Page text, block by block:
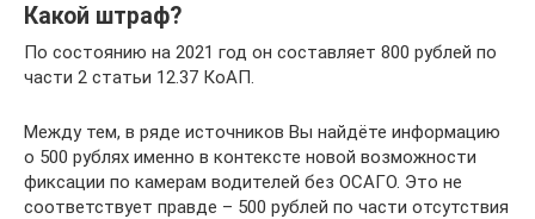
Какой штраф?
По состоянию на 2021 год он составляет 800 рублей по
части 2 статьи 12.37 КоАП.
Между тем, в ряде источников Вы найдёте информацию
о 500 рублях именно в контексте новой возможности
фиксации по камерам водителей без ОСАГО. Это не
соответствует правде – 500 рублей по части отсутствия